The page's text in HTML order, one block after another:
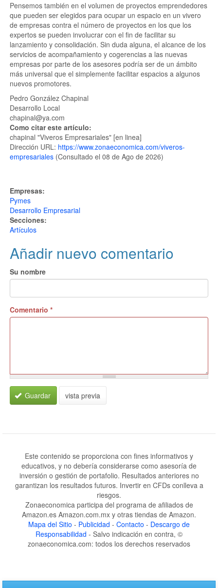
Pensemos también en el volumen de proyectos emprendedores
que pueden ser elegidos para ocupar un espacio en un vivero
de empresas contra el número de proyectos en los que los
expertos se pueden involucrar con el fin de facilitar su
lanzamiento y consolidación. Sin duda alguna, el alcance de los
servicios de acompañamiento y cogerencias a las nuevas
empresas por parte de los asesores podría ser de un ámbito
más universal que el simplemente facilitar espacios a algunos
nuevos promotores.
Pedro González Chapinal
Desarrollo Local
chapinal@ya.com
Como citar este artículo:
chapinal "Viveros Empresariales" [en linea]
Dirección URL: https://www.zonaeconomica.com/viveros-
empresariales (Consultado el 08 de Ago de 2026)
Empresas:
Pymes
Desarrollo Empresarial
Secciones:
Artículos
Añadir nuevo comentario
Su nombre
Comentario *
Guardar vista previa
Este contenido se proporciona con fines informativos y
educativos, y no debería considerarse como asesoría de
inversión o gestión de portafolio. Resultados anteriores no
garantizan los resultados futuros. Invertir en CFDs conlleva a
riesgos.
Zonaeconomica participa del programa de afiliados de
Amazon.es Amazon.com.mx y otras tiendas de Amazon.
Mapa del Sitio - Publicidad - Contacto - Descargo de
Responsabilidad - Salvo indicación en contra, ©
zonaeconomica.com: todos los derechos reservados